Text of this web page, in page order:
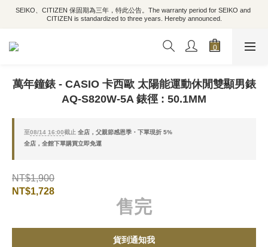
SEIKO、CITIZEN 保固期為三年，特此公告。The warranty period for SEIKO and
CITIZEN is standardized to three years. Hereby announced.
萬年鐘錶 - CASIO 卡西歐 太陽能運動休閒雙顯男錶
AQ-S820W-5A 錶徑 : 50.1MM
至08/14 16:00截止 全店，父親節感恩季・下單現折 5%
全店，全館下單購買立即免運
NT$1,900
NT$1,728
售完
貨到通知我